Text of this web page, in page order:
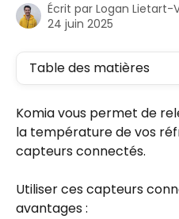
Écrit par Logan Lietart-
24 juin 2025
Table des matières
Komia vous permet de
la température de vos
capteurs connectés.
Utiliser ces capteurs
avantages :